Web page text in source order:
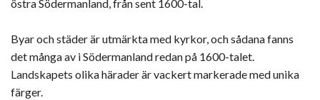
östra Södermanland, från sent 1600-tal.
Byar och städer är utmärkta med kyrkor, och sådana fanns
det många av i Södermanland redan på 1600-talet.
Landskapets olika härader är vackert markerade med unika
färger.